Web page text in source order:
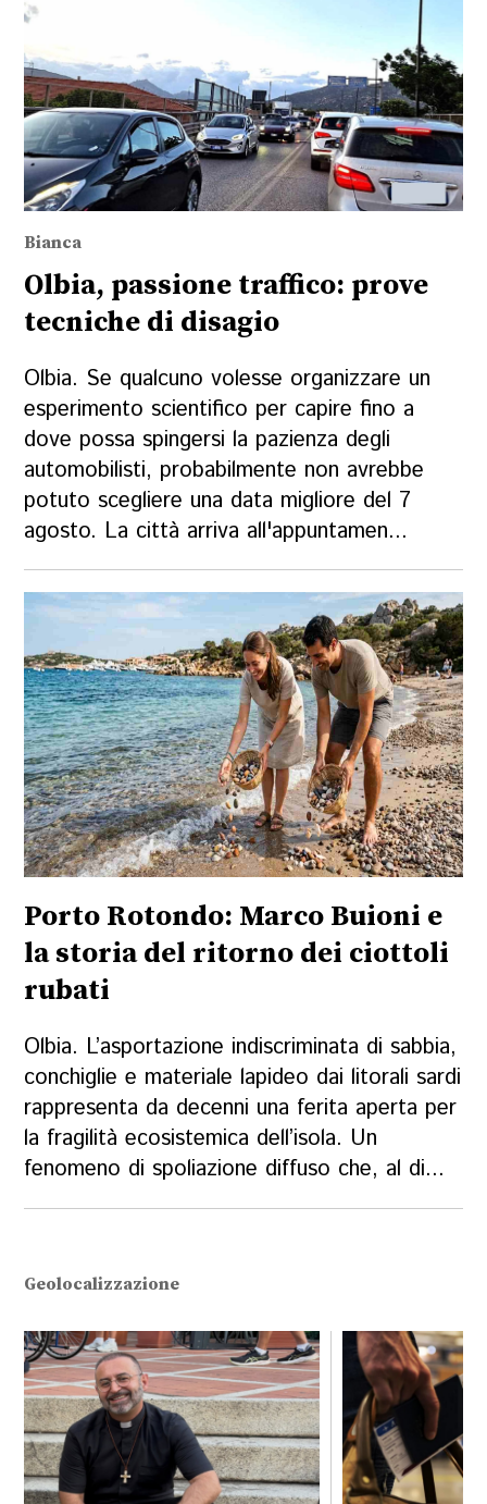
Bianca
Olbia, passione traffico: prove
tecniche di disagio
Olbia. Se qualcuno volesse organizzare un
esperimento scientifico per capire fino a
dove possa spingersi la pazienza degli
automobilisti, probabilmente non avrebbe
potuto scegliere una data migliore del 7
agosto. La città arriva all'appuntamen...
Porto Rotondo: Marco Buioni e
la storia del ritorno dei ciottoli
rubati
Olbia. L’asportazione indiscriminata di sabbia,
conchiglie e materiale lapideo dai litorali sardi
rappresenta da decenni una ferita aperta per
la fragilità ecosistemica dell’isola. Un
fenomeno di spoliazione diffuso che, al di...
Geolocalizzazione